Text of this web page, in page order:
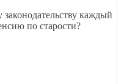
каждый
по старости?